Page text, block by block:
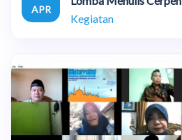
APR
Kegiatan